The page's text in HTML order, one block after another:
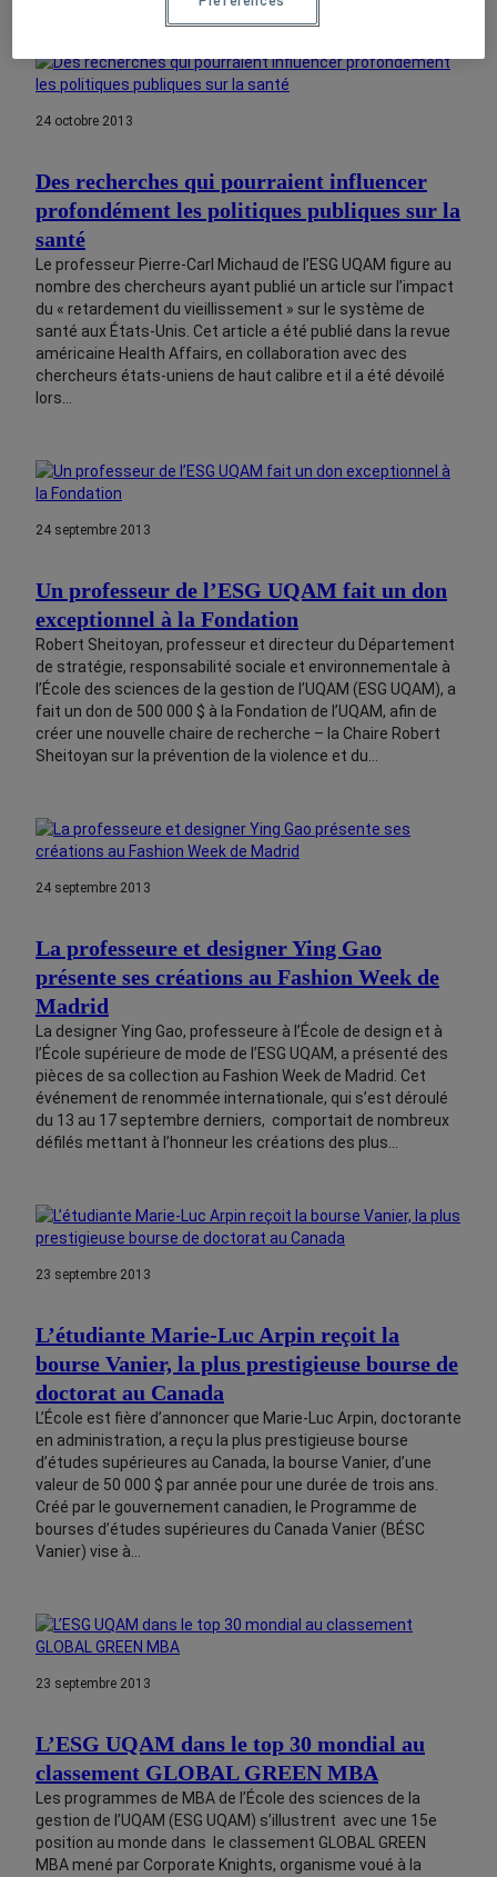
24 octobre 2013
Des recherches qui pourraient influencer
profondément les politiques publiques sur la
santé
Le professeur Pierre-Carl Michaud de l’ESG UQAM figure au
nombre des chercheurs ayant publié un article sur l’impact
du « retardement du vieillissement » sur le système de
santé aux États-Unis. Cet article a été publié dans la revue
américaine Health Affairs, en collaboration avec des
chercheurs états-uniens de haut calibre et il a été dévoilé
lors…
24 septembre 2013
Un professeur de l’ESG UQAM fait un don
exceptionnel à la Fondation
Robert Sheitoyan, professeur et directeur du Département
de stratégie, responsabilité sociale et environnementale à
l’École des sciences de la gestion de l’UQAM (ESG UQAM), a
fait un don de 500 000 $ à la Fondation de l’UQAM, afin de
créer une nouvelle chaire de recherche – la Chaire Robert
Sheitoyan sur la prévention de la violence et du…
24 septembre 2013
La professeure et designer Ying Gao
présente ses créations au Fashion Week de
Madrid
La designer Ying Gao, professeure à l’École de design et à
l’École supérieure de mode de l’ESG UQAM, a présenté des
pièces de sa collection au Fashion Week de Madrid. Cet
événement de renommée internationale, qui s’est déroulé
du 13 au 17 septembre derniers, comportait de nombreux
défilés mettant à l’honneur les créations des plus…
23 septembre 2013
L’étudiante Marie-Luc Arpin reçoit la
bourse Vanier, la plus prestigieuse bourse de
doctorat au Canada
L’École est fière d’annoncer que Marie-Luc Arpin, doctorante
en administration, a reçu la plus prestigieuse bourse
d’études supérieures au Canada, la bourse Vanier, d’une
valeur de 50 000 $ par année pour une durée de trois ans.
Créé par le gouvernement canadien, le Programme de
bourses d’études supérieures du Canada Vanier (BÉSC
Vanier) vise à…
23 septembre 2013
L’ESG UQAM dans le top 30 mondial au
classement GLOBAL GREEN MBA
Les programmes de MBA de l’École des sciences de la
gestion de l’UQAM (ESG UQAM) s’illustrent avec une 15e
position au monde dans le class­­­­ement GLOBAL GREEN
MBA mené par Corporate Knights, organisme voué à la